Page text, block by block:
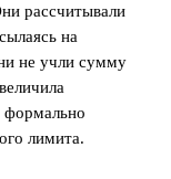
рассчитывали
на
не учли сумму
формально
лимита.